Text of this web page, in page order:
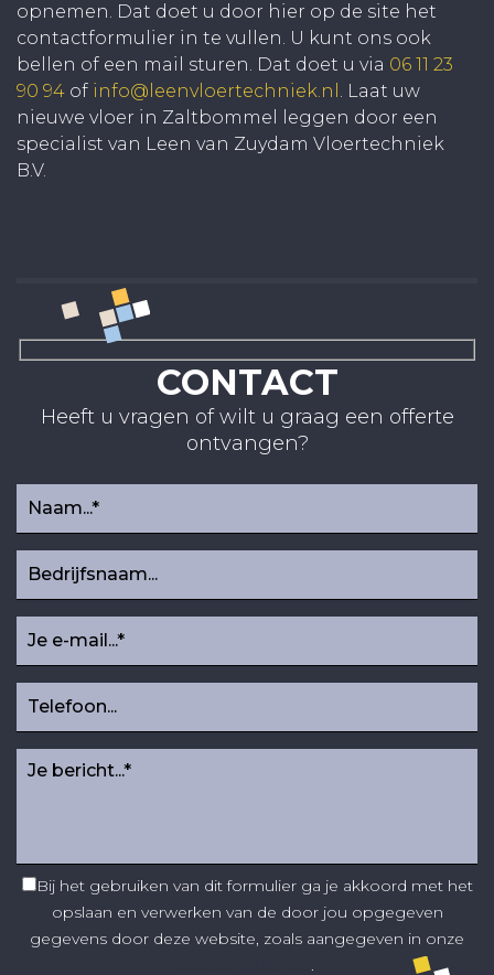
opnemen. Dat doet u door hier op de site het
contactformulier in te vullen. U kunt ons ook
bellen of een mail sturen. Dat doet u via 06 11 23
90 94 of info@leenvloertechniek.nl . Laat uw
nieuwe vloer in Zaltbommel leggen door een
specialist van Leen van Zuydam Vloertechniek
B.V.
CONTACT
Heeft u vragen of wilt u graag een offerte
ontvangen?
Bij het gebruiken van dit formulier ga je akkoord met het
opslaan en verwerken van de door jou opgegeven
gegevens door deze website, zoals aangegeven in onze